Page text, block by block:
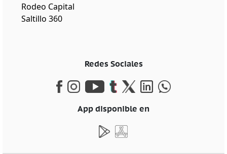
Rodeo Capital
Saltillo 360
Redes Sociales
App disponible en